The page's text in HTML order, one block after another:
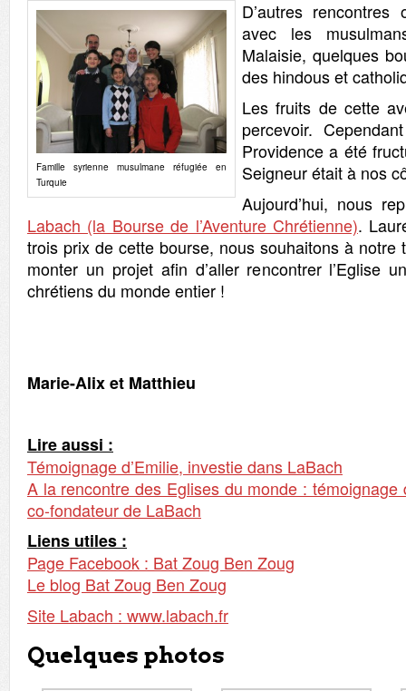
Famille syrienne musulmane réfugiée en
Turquie
D’autres rencontres
avec les
Malaisie, quelques
des hindous et
Les fruits de cette
percevoir.
Providence a été
Seigneur était à nos
Aujourd’hui, nous
Labach (la Bourse de l’Aventure Chrétienne).
trois prix de cette bourse, nous souhaitons à notre
monter un projet afin d’aller rencontrer l’Eglise
chrétiens du monde entier !
Marie-Alix et Matthieu
Lire aussi :
Témoignage d’Emilie, investie dans LaBach
A la rencontre des Eglises du monde : témoignage
co-fondateur de LaBach
Liens utiles :
Page Facebook : Bat Zoug Ben Zoug
Le blog Bat Zoug Ben Zoug
Site Labach : www.labach.fr
Quelques photos